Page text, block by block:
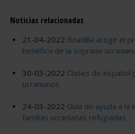
Noticias relacionadas
21-04-2022 Boadilla acoge el
benéfico de la soprano
30-03-2022 Clases de español
ucranianos
24-03-2022 Guía de ayuda a la
familias ucranianas refugiadas